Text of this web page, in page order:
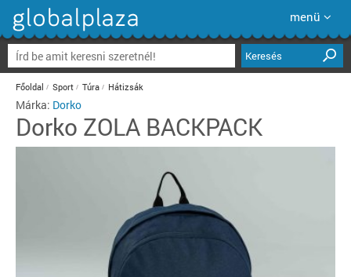
menü
Keresés
Főoldal Sport Túra Hátizsák
Márka: Dorko
Dorko ZOLA BACKPACK